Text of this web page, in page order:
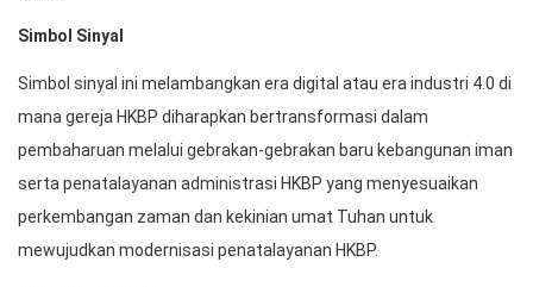
Simbol Sinyal
Simbol sinyal ini melambangkan era digital atau era industri 4.0 di
mana gereja HKBP diharapkan bertransformasi dalam
pembaharuan melalui gebrakan-gebrakan baru kebangunan iman
serta penatalayanan administrasi HKBP yang menyesuaikan
perkembangan zaman dan kekinian umat Tuhan untuk
mewujudkan modernisasi penatalayanan HKBP.